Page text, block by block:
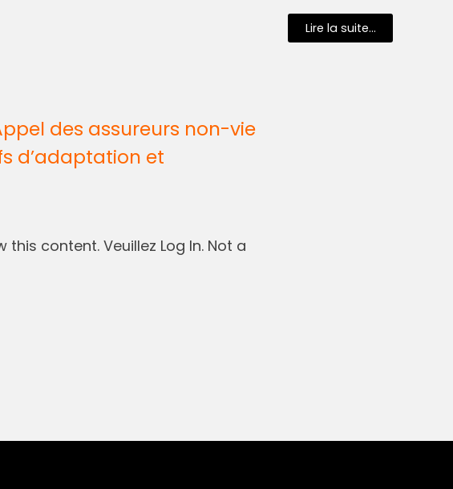
Lire la suite...
Appel des assureurs non-vie
d’adaptation et
content. Veuillez Log In. Not a